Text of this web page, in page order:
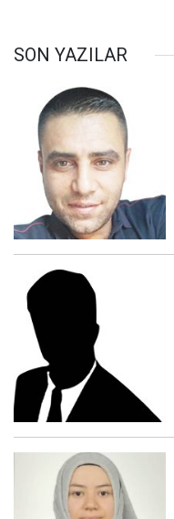
SON YAZILAR